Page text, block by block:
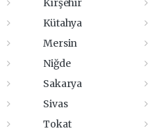
Kırşehir
Kütahya
Mersin
Niğde
Sakarya
Sivas
Tokat